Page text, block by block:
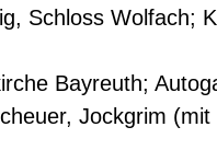
Schloss Wolfach;
Bayreuth;
Jockgrim (mit